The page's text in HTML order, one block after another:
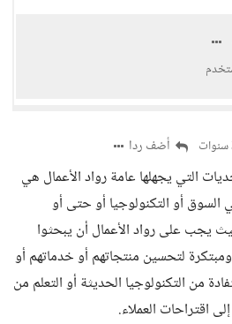
أضف ردا
التي يجهلها عامة رواد الأعمال هي
السوق أو التكنولوجيا أو حتى أو
يجب على رواد الأعمال أن يبحثوا
لتحسين منتجاتهم أو خدماتهم أو
من التكنولوجيا الحديثة أو التعلم من
اقتراحات العملاء.